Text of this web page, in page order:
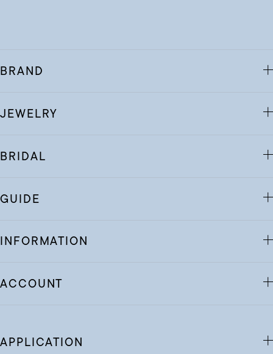
BRAND
JEWELRY
BRIDAL
GUIDE
INFORMATION
ACCOUNT
APPLICATION